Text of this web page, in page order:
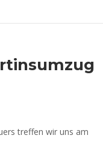
treffen wir uns am